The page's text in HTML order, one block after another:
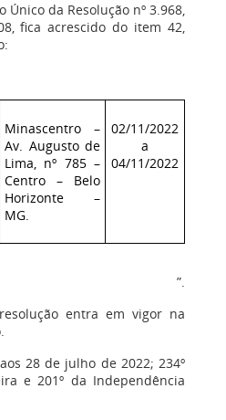
Único da Resolução nº 3.968,
fica acrescido do item 42,
Minascentro –
Av. Augusto de
Lima, nº 785 –
Centro – Belo
Horizonte –
MG.
02/11/2022
a
04/11/2022
”.
entra em vigor na
28 de julho de 2022; 234º
e 201º da Independência